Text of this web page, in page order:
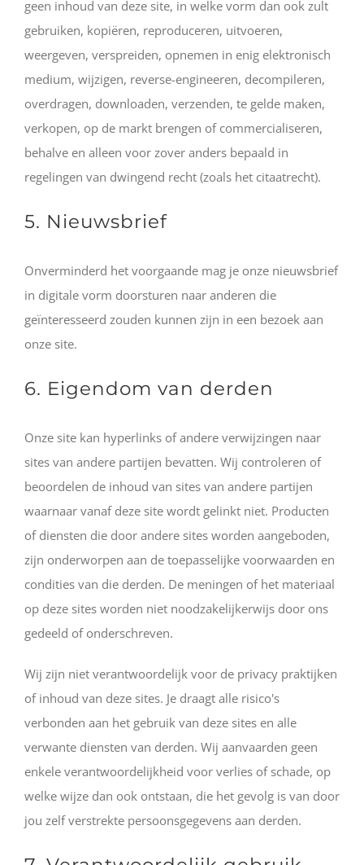
geen inhoud van deze site, in welke vorm dan ook zult
gebruiken, kopiëren, reproduceren, uitvoeren,
weergeven, verspreiden, opnemen in enig elektronisch
medium, wijzigen, reverse-engineeren, decompileren,
overdragen, downloaden, verzenden, te gelde maken,
verkopen, op de markt brengen of commercialiseren,
behalve en alleen voor zover anders bepaald in
regelingen van dwingend recht (zoals het citaatrecht).
5. Nieuwsbrief
Onverminderd het voorgaande mag je onze nieuwsbrief
in digitale vorm doorsturen naar anderen die
geïnteresseerd zouden kunnen zijn in een bezoek aan
onze site.
6. Eigendom van derden
Onze site kan hyperlinks of andere verwijzingen naar
sites van andere partijen bevatten. Wij controleren of
beoordelen de inhoud van sites van andere partijen
waarnaar vanaf deze site wordt gelinkt niet. Producten
of diensten die door andere sites worden aangeboden,
zijn onderworpen aan de toepasselijke voorwaarden en
condities van die derden. De meningen of het materiaal
op deze sites worden niet noodzakelijkerwijs door ons
gedeeld of onderschreven.
Wij zijn niet verantwoordelijk voor de privacy praktijken
of inhoud van deze sites. Je draagt alle risico's
verbonden aan het gebruik van deze sites en alle
verwante diensten van derden. Wij aanvaarden geen
enkele verantwoordelijkheid voor verlies of schade, op
welke wijze dan ook ontstaan, die het gevolg is van door
jou zelf verstrekte persoonsgegevens aan derden.